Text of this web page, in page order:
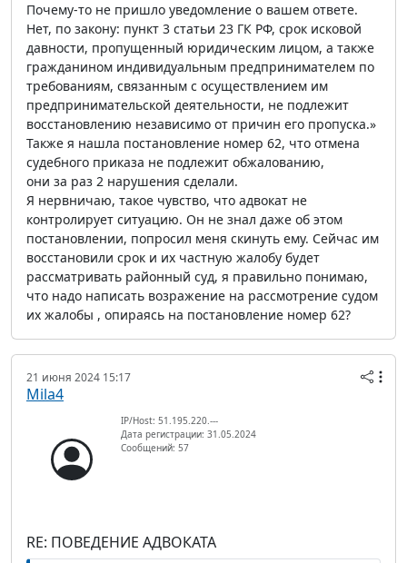
Почему-то не пришло уведомление о вашем ответе.
Нет, по закону: пункт 3 статьи 23 ГК РФ, срок исковой
давности, пропущенный юридическим лицом, а также
гражданином индивидуальным предпринимателем по
требованиям, связанным с осуществлением им
предпринимательской деятельности, не подлежит
восстановлению независимо от причин его пропуска.»
Также я нашла постановление номер 62, что отмена
судебного приказа не подлежит обжалованию,
они за раз 2 нарушения сделали.
Я нервничаю, такое чувство, что адвокат не
контролирует ситуацию. Он не знал даже об этом
постановлении, попросил меня скинуть ему. Сейчас им
восстановили срок и их частную жалобу будет
рассматривать районный суд, я правильно понимаю,
что надо написать возражение на рассмотрение судом
их жалобы , опираясь на постановление номер 62?
21 июня 2024 15:17
Mila4
IP/Host: 51.195.220.---
Дата регистрации: 31.05.2024
Сообщений: 57
RE: ПОВЕДЕНИЕ АДВОКАТА